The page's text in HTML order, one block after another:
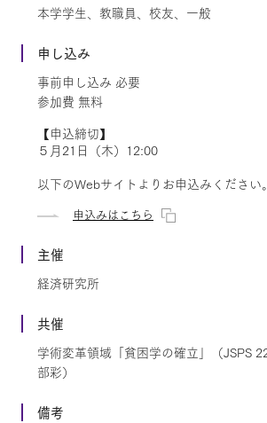
本学学生、教職員、校友、一般
申し込み
事前申し込み 必要
参加費 無料
【申込締切】
５月21日（木）12:00
以下のWebサイトよりお申込みください。
申込みはこちら
主催
経済研究所
共催
学術変革領域「貧困学の確立」（JSPS
部彩）
備考